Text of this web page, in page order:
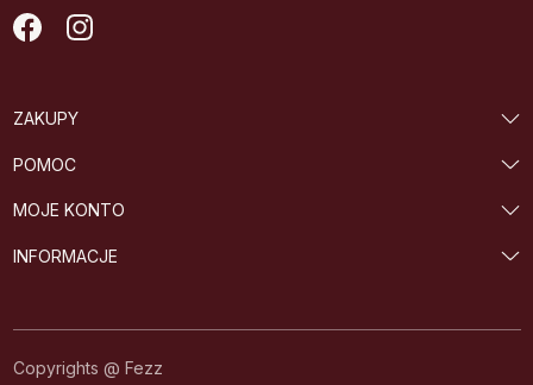
ZAKUPY
POMOC
MOJE KONTO
INFORMACJE
Copyrights @ Fezz